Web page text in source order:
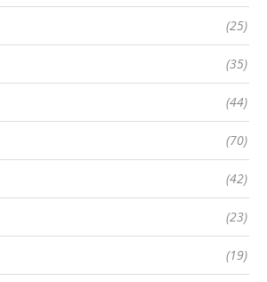
(25)
(35)
(44)
(70)
(42)
(23)
(19)